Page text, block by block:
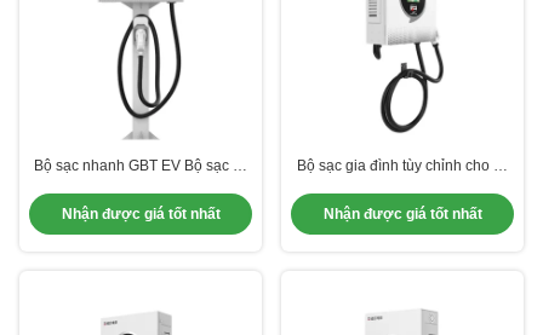
Bộ sạc nhanh GBT EV Bộ sạc xe
động không ngưng tụ 16A / 32A
Điện số
Nhận được giá tốt nhất
Bộ sạc gia đình tùy chỉnh cho xe
Không ngưng tụ và tùy chỉnh
Nhận được giá tốt nhất